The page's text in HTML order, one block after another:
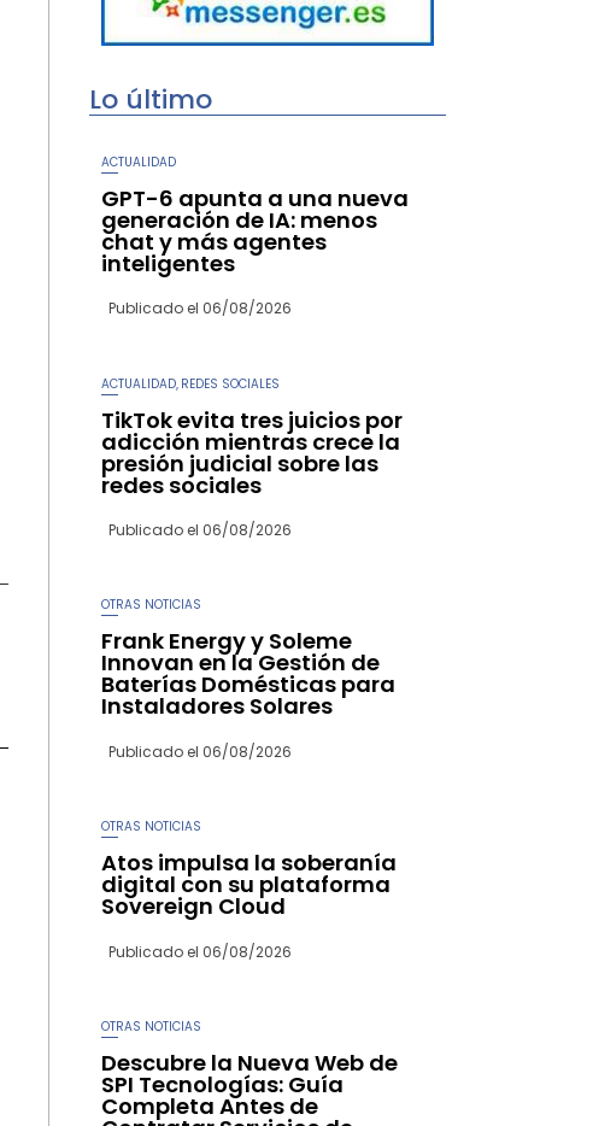
Lo último
ACTUALIDAD
GPT-6 apunta a una nueva
generación de IA: menos
chat y más agentes
inteligentes
Publicado el 06/08/2026
ACTUALIDAD REDES SOCIALES
TikTok evita tres juicios por
adicción mientras crece la
presión judicial sobre las
redes sociales
Publicado el 06/08/2026
OTRAS NOTICIAS
Frank Energy y Soleme
Innovan en la Gestión de
Baterías Domésticas para
Instaladores Solares
Publicado el 06/08/2026
OTRAS NOTICIAS
Atos impulsa la soberanía
digital con su plataforma
Sovereign Cloud
Publicado el 06/08/2026
OTRAS NOTICIAS
Descubre la Nueva Web de
SPI Tecnologías: Guía
Completa Antes de